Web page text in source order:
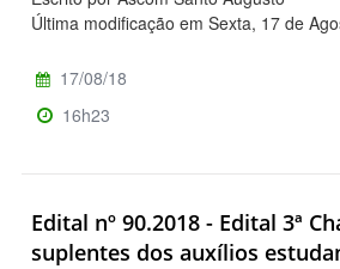
Última modificação em Sexta, 17 de
17/08/18
16h23
Edital nº 90.2018 - Edital 3ª
suplentes dos auxílios